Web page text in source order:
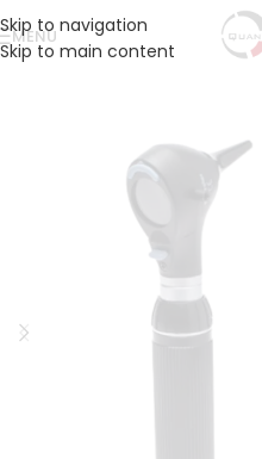
Skip to navigation
Skip to main content
MENÚ